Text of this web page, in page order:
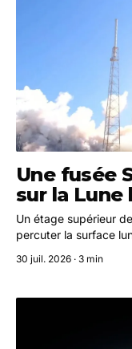
Une fusée
sur la Lune
Un étage supérieur
percuter la surface
données utiles pour
30 juil. 2026 · 3 min